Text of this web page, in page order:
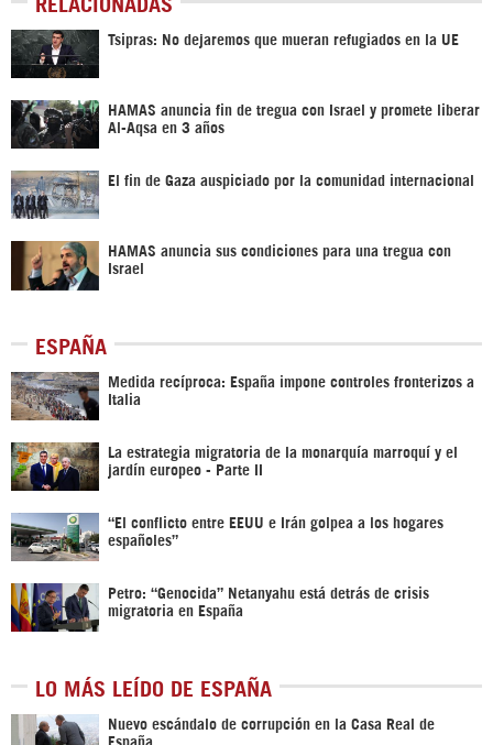
Tsipras: No dejaremos que mueran refugiados en la UE
HAMAS anuncia fin de tregua con Israel y promete liberar
Al-Aqsa en 3 años
El fin de Gaza auspiciado por la comunidad internacional
HAMAS anuncia sus condiciones para una tregua con
Israel
ESPAÑA
Medida recíproca: España impone controles fronterizos a
Italia
La estrategia migratoria de la monarquía marroquí y el
jardín europeo - Parte II
“El conflicto entre EEUU e Irán golpea a los hogares
españoles”
Petro: “Genocida” Netanyahu está detrás de crisis
migratoria en España
LO MÁS LEÍDO DE ESPAÑA
Nuevo escándalo de corrupción en la Casa Real de
España